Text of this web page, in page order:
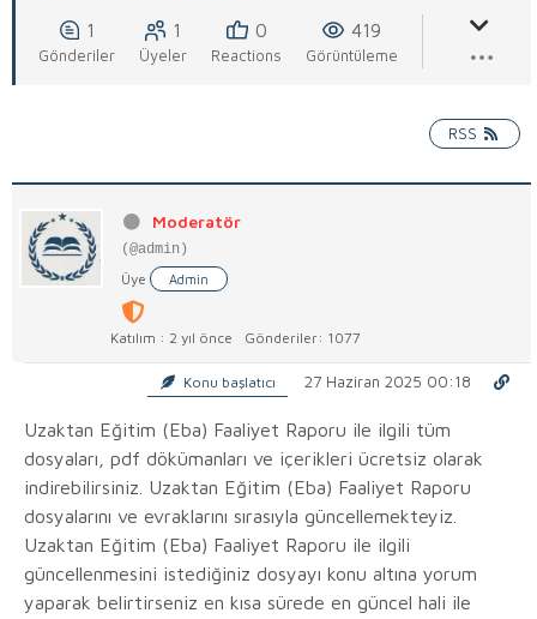
1
Gönderiler
1
Üyeler
0
Reactions
419
Görüntüleme
RSS
Moderatör
(@admin)
Üye Admin
Katılım : 2 yıl önce Gönderiler: 1077
Konu başlatıcı 27 Haziran 2025 00:18
Uzaktan Eğitim (Eba) Faaliyet Raporu ile ilgili tüm
dosyaları, pdf dökümanları ve içerikleri ücretsiz olarak
indirebilirsiniz. Uzaktan Eğitim (Eba) Faaliyet Raporu
dosyalarını ve evraklarını sırasıyla güncellemekteyiz.
Uzaktan Eğitim (Eba) Faaliyet Raporu ile ilgili
güncellenmesini istediğiniz dosyayı konu altına yorum
yaparak belirtirseniz en kısa sürede en güncel hali ile